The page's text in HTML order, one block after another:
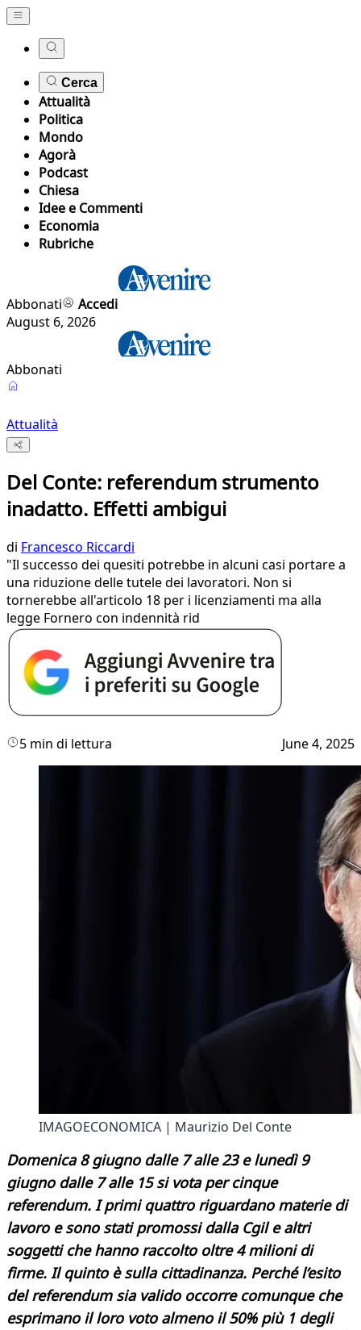
Cerca
Attualità
Politica
Mondo
Agorà
Podcast
Chiesa
Idee e Commenti
Economia
Rubriche
Abbonati
Accedi
August 6, 2026
Abbonati
Attualità
Del Conte: referendum strumento
inadatto. Effetti ambigui
di Francesco Riccardi
"Il successo dei quesiti potrebbe in alcuni casi portare a
una riduzione delle tutele dei lavoratori. Non si
tornerebbe all'articolo 18 per i licenziamenti ma alla
legge Fornero con indennità rid
5 min di lettura June 4, 2025
IMAGOECONOMICA | Maurizio Del Conte
Domenica 8 giugno dalle 7 alle 23 e lunedì 9
giugno dalle 7 alle 15 si vota per cinque
referendum. I primi quattro riguardano materie di
lavoro e sono stati promossi dalla Cgil e altri
soggetti che hanno raccolto oltre 4 milioni di
firme. Il quinto è sulla cittadinanza. Perché l’esito
del referendum sia valido occorre comunque che
esprimano il loro voto almeno il 50% più 1 degli